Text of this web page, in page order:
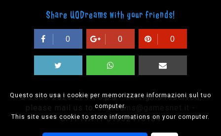
Questo sito usa i cookie per memorizzare informazioni sul tuo
computer.
This site uses cookie to store informations on your computer.
Share UODreams with your friends!
0 0 0
© 2003-2026 EPYX s.p.a. - All rights reserved,
please mail us to:uodreams@gamesnet.it
-
CF/PIVA IT-01932410184